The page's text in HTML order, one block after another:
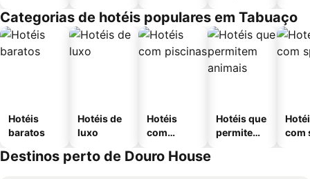
Categorias de hotéis populares em Tabuaço
Hotéis
baratos
Hotéis de
luxo
Hotéis
com
Hotéis que
permitem
com
Destinos perto de Douro House